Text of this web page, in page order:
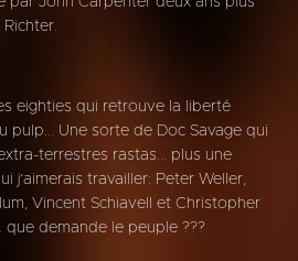
eighties qui retrouve la liberté
pulp... Une sorte de Doc Savage qui
terrestres rastas... plus une
j’aimerais travailler: Peter Weller,
Vincent Schiavell et Christopher
demande le peuple ???